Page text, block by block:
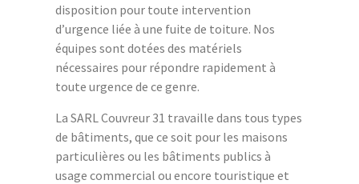
disposition pour toute intervention
d’urgence liée à une fuite de toiture. Nos
équipes sont dotées des matériels
nécessaires pour répondre rapidement à
toute urgence de ce genre.
La SARL Couvreur 31 travaille dans tous types
de bâtiments, que ce soit pour les maisons
particulières ou les bâtiments publics à
usage commercial ou encore touristique et